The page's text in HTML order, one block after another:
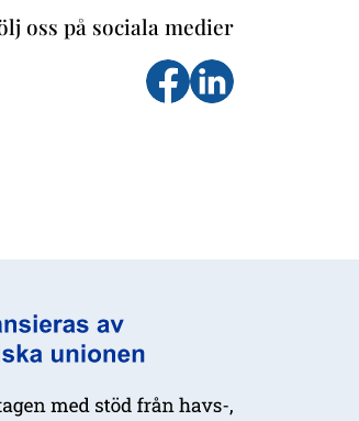
oss på sociala medier
Följ oss på facebook
Följs oss på